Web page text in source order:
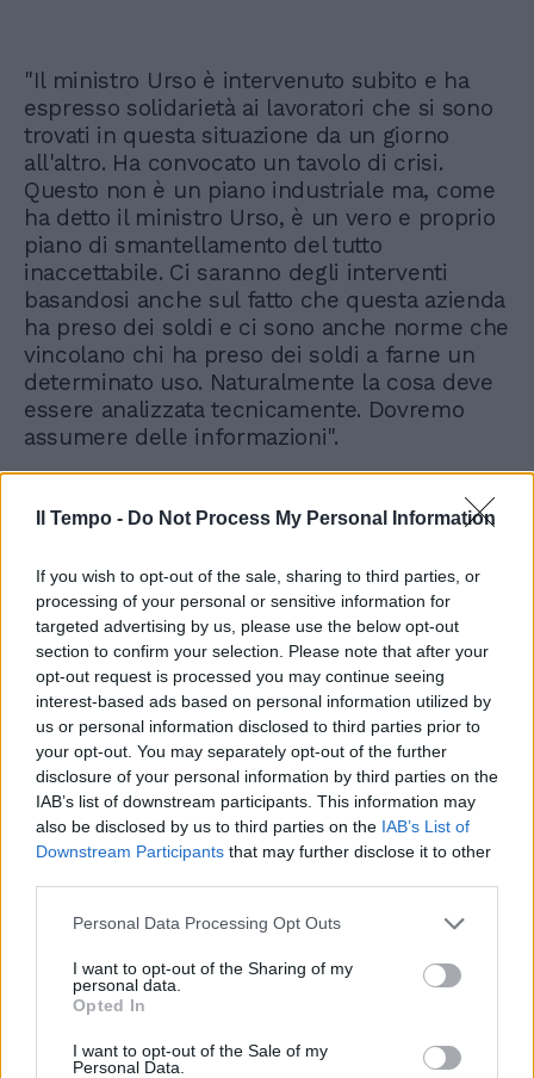
Il Tempo - Do Not Process My Personal Information
If you wish to opt-out of the sale, sharing to third parties, or
processing of your personal or sensitive information for
targeted advertising by us, please use the below opt-out
section to confirm your selection. Please note that after your
opt-out request is processed you may continue seeing
interest-based ads based on personal information utilized by
us or personal information disclosed to third parties prior to
your opt-out. You may separately opt-out of the further
disclosure of your personal information by third parties on the
IAB’s list of downstream participants. This information may
also be disclosed by us to third parties on the IAB’s List of
Downstream Participants that may further disclose it to other
Personal Data Processing Opt Outs
I want to opt-out of the Sharing of my
personal data.
Opted In
I want to opt-out of the Sale of my
Personal Data.
"Il ministro Urso è intervenuto subito e ha
espresso solidarietà ai lavoratori che si sono
trovati in questa situazione da un giorno
all'altro. Ha convocato un tavolo di crisi.
Questo non è un piano industriale ma, come
ha detto il ministro Urso, è un vero e proprio
piano di smantellamento del tutto
inaccettabile. Ci saranno degli interventi
basandosi anche sul fatto che questa azienda
ha preso dei soldi e ci sono anche norme che
vincolano chi ha preso dei soldi a farne un
determinato uso. Naturalmente la cosa deve
essere analizzata tecnicamente. Dovremo
assumere delle informazioni".